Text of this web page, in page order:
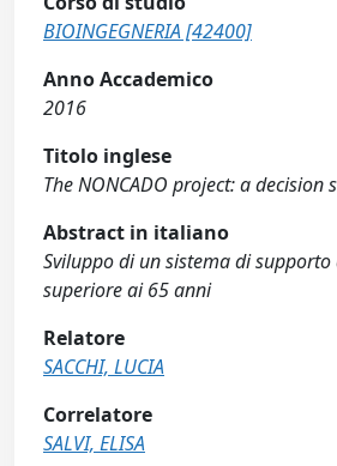
BIOINGEGNERIA [42400]
Anno Accademico
2016
Titolo inglese
The NONCADO project: a
Abstract in italiano
Sviluppo di un sistema di
superiore ai 65 anni
Relatore
SACCHI, LUCIA
Correlatore
SALVI, ELISA